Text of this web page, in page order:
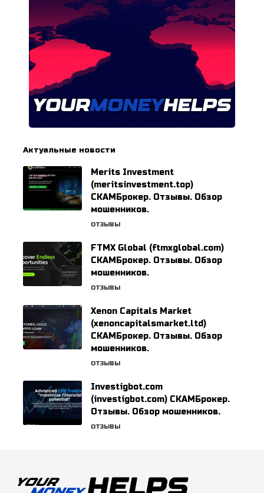
Актуальные новости
Merits Investment
(meritsinvestment.top)
СКАМБрокер. Отзывы. Обзор
мошенников.
ОТЗЫВЫ
FTMX Global (ftmxglobal.com)
СКАМБрокер. Отзывы. Обзор
мошенников.
ОТЗЫВЫ
Xenon Capitals Market
(xenoncapitalsmarket.ltd)
СКАМБрокер. Отзывы. Обзор
мошенников.
ОТЗЫВЫ
Investigbot.com
(investigbot.com) СКАМБрокер.
Отзывы. Обзор мошенников.
ОТЗЫВЫ